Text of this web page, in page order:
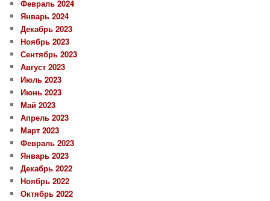
Февраль 2024
Январь 2024
Декабрь 2023
Ноябрь 2023
Сентябрь 2023
Август 2023
Июль 2023
Июнь 2023
Май 2023
Апрель 2023
Март 2023
Февраль 2023
Январь 2023
Декабрь 2022
Ноябрь 2022
Октябрь 2022